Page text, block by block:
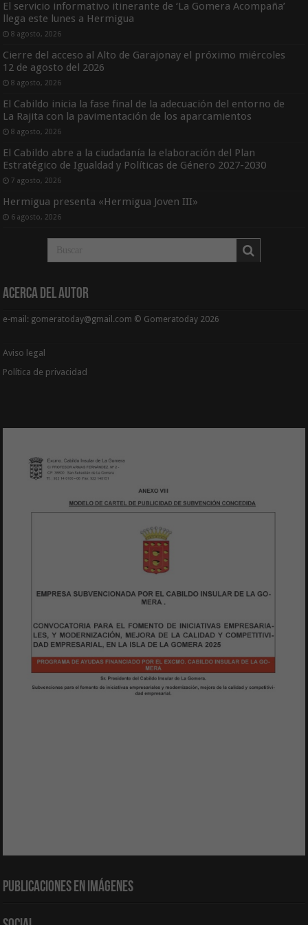
El servicio informativo itinerante de ‘La Gomera Acompaña’
llega este lunes a Hermigua
8 agosto, 2026
Cierre del acceso al Alto de Garajonay el próximo miércoles
12 de agosto del 2026
8 agosto, 2026
El Cabildo inicia la fase final de la adecuación del entorno de
La Rajita con la pavimentación de los aparcamientos
8 agosto, 2026
El Cabildo abre a la ciudadanía la elaboración del Plan
Estratégico de Igualdad y Políticas de Género 2027-2030
7 agosto, 2026
Hermigua presenta «Hermigua Joven III»
6 agosto, 2026
Acerca del Autor
e-mail: gomeratoday@gmail.com © Gomeratoday 2026
Aviso legal
Política de privacidad
Publicaciones en Imágenes